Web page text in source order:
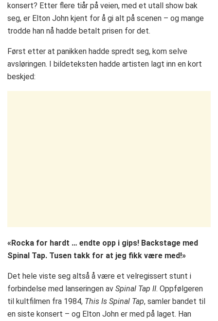
konsert? Etter flere tiår på veien, med et utall show bak
seg, er Elton John kjent for å gi alt på scenen – og mange
trodde han nå hadde betalt prisen for det.
Først etter at panikken hadde spredt seg, kom selve
avsløringen. I bildeteksten hadde artisten lagt inn en kort
beskjed:
«Rocka for hardt … endte opp i gips! Backstage med
Spinal Tap. Tusen takk for at jeg fikk være med!»
Det hele viste seg altså å være et velregissert stunt i
forbindelse med lanseringen av Spinal Tap II. Oppfølgeren
til kultfilmen fra 1984, This Is Spinal Tap, samler bandet til
en siste konsert – og Elton John er med på laget. Han